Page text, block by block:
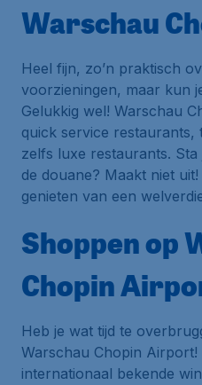
Warschau
Heel fijn, zo’n praktisch
voorzieningen, maar kun
Gelukkig wel! Warschau
quick service restaurants,
zelfs luxe restaurants.
de douane? Maakt niet
genieten van een
Shoppen op
Chopin
Heb je wat tijd te
Warschau Chopin
internationaal bekende